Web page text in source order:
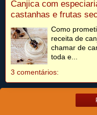
Canjica com
castanhas e frutas
Como
receita de
chamar de
toda e...
3 comentários: